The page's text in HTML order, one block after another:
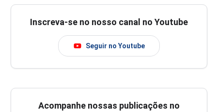
Inscreva-se no nosso canal no Youtube
Seguir no Youtube
Acompanhe nossas publicações no